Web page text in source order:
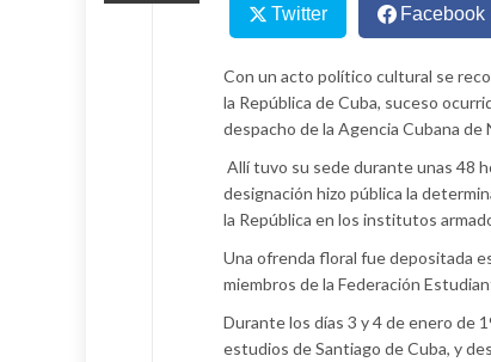
Twitter Facebook
Con un acto político cultural se
la República de Cuba, suceso
despacho de la Agencia Cubana de
Allí tuvo su sede durante unas 48
designación hizo pública la
la República en los institutos
Una ofrenda floral fue depositada
miembros de la Federación
Durante los días 3 y 4 de enero de
estudios de Santiago de Cuba, y